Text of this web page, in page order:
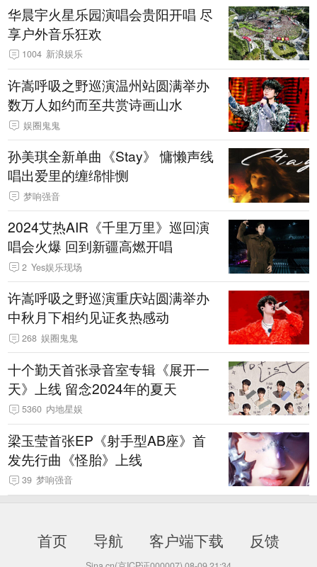
华晨宇火星乐园演唱会贵阳开唱 尽
享户外音乐狂欢
1004 新浪娱乐
许嵩呼吸之野巡演温州站圆满举办
数万人如约而至共赏诗画山水
娱圈鬼鬼
孙美琪全新单曲《Stay》 慵懒声线
唱出爱里的缠绵悱恻
梦响强音
2024艾热AIR《千里万里》巡回演
唱会火爆 回到新疆高燃开唱
2 Yes娱乐现场
许嵩呼吸之野巡演重庆站圆满举办
中秋月下相约见证炙热感动
268 娱圈鬼鬼
十个勤天首张录音室专辑《展开一
天》上线 留念2024年的夏天
5360 内地星娱
梁玉莹首张EP《射手型AB座》首
发先行曲《怪胎》上线
39 梦响强音
首页 导航 客户端下载 反馈